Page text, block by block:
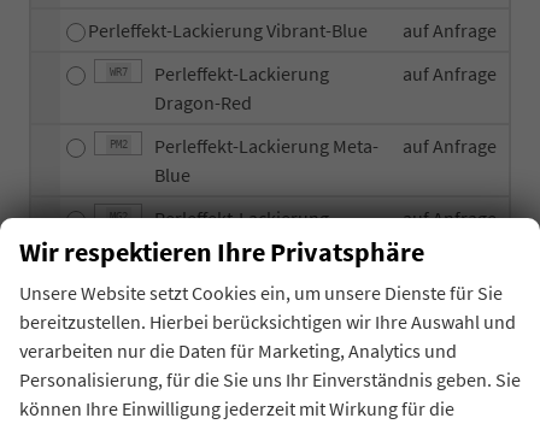
Perleffekt-Lackierung Vibrant-Blue auf Anfrage
WR7
Perleffekt-Lackierung
Dragon-Red
auf Anfrage
PM2
Perleffekt-Lackierung Meta-
Blue
auf Anfrage
MG2
Perleffekt-Lackierung
Mangrove-Green
auf Anfrage
Allgemeines
Innen
Infotainment & Kommunikation
Wir respektieren Ihre Privatsphäre
Unsere Website setzt Cookies ein, um unsere Dienste für Sie
bereitzustellen. Hierbei berücksichtigen wir Ihre Auswahl und
verarbeiten nur die Daten für Marketing, Analytics und
Personalisierung, für die Sie uns Ihr Einverständnis geben. Sie
können Ihre Einwilligung jederzeit mit Wirkung für die